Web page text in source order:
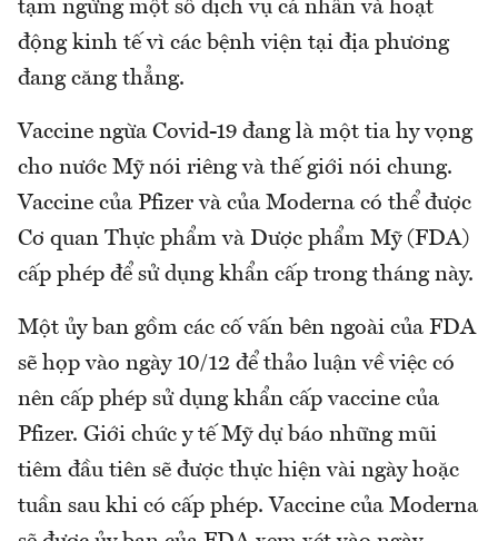
tạm ngừng một số dịch vụ cá nhân và hoạt
động kinh tế vì các bệnh viện tại địa phương
đang căng thẳng.
Vaccine ngừa Covid-19 đang là một tia hy vọng
cho nước Mỹ nói riêng và thế giới nói chung.
Vaccine của Pfizer và của Moderna có thể được
Cơ quan Thực phẩm và Dược phẩm Mỹ (FDA)
cấp phép để sử dụng khẩn cấp trong tháng này.
Một ủy ban gồm các cố vấn bên ngoài của FDA
sẽ họp vào ngày 10/12 để thảo luận về việc có
nên cấp phép sử dụng khẩn cấp vaccine của
Pfizer. Giới chức y tế Mỹ dự báo những mũi
tiêm đầu tiên sẽ được thực hiện vài ngày hoặc
tuần sau khi có cấp phép. Vaccine của Moderna